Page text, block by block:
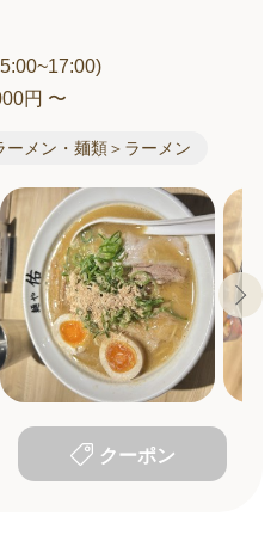
円 〜
ーメン・麺類＞ラーメン
クーポン